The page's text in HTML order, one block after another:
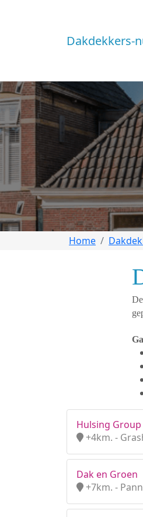
Dakdekkers-
Home
Hulsing Group
+4km. -
Dak en Groen
+7km. -